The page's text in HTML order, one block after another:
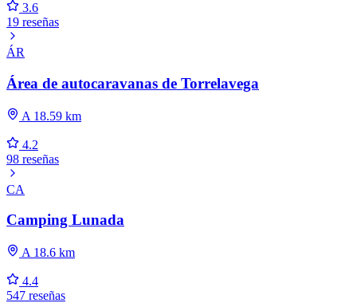
3.6
19 reseñas
ÁR
Área de autocaravanas de Torrelavega
A 18.59 km
4.2
98 reseñas
CA
Camping Lunada
A 18.6 km
4.4
547 reseñas